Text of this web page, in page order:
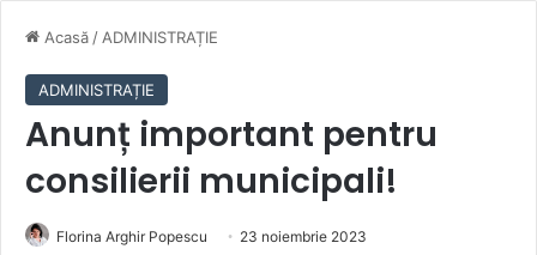
Acasă / ADMINISTRAȚIE
ADMINISTRAȚIE
Anunț important pentru
consilierii municipali!
Florina Arghir Popescu 23 noiembrie 2023